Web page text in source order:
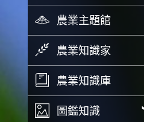
農業主題館
農業知識家
農業知識庫
圖鑑知識